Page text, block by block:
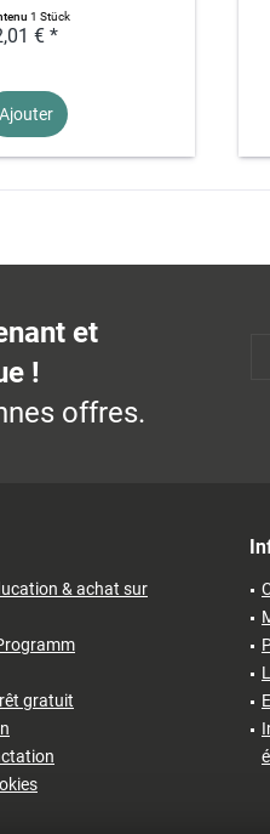
1 Stück
€ *
Ajouter
et
!
offres.
& achat sur
gratuit